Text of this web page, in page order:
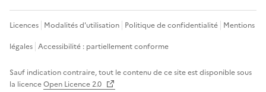
Licences Modalités d'utilisation Politique de confidentialité Mentions
légales Accessibilité : partiellement conforme
Sauf indication contraire, tout le contenu de ce site est disponible sous
la licenceOpen Licence 2.0